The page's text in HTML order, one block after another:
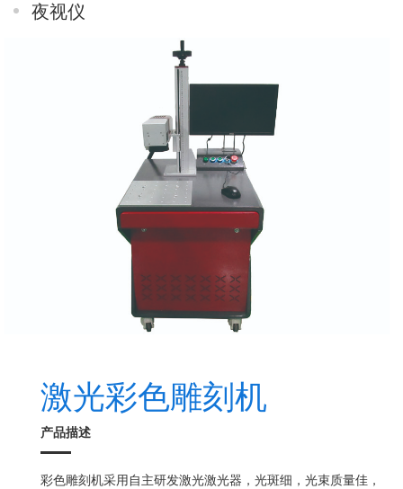
夜视仪
激光彩色雕刻机
产品描述
彩色雕刻机采用自主研发激光激光器，光斑细，光束质量佳，